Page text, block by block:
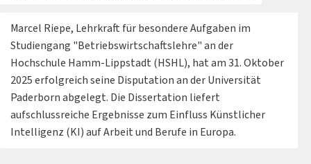
Marcel Riepe, Lehrkraft für besondere Aufgaben im
Studiengang "Betriebswirtschaftslehre" an der
Hochschule Hamm-Lippstadt (HSHL), hat am 31. Oktober
2025 erfolgreich seine Disputation an der Universität
Paderborn abgelegt. Die Dissertation liefert
aufschlussreiche Ergebnisse zum Einfluss Künstlicher
Intelligenz (KI) auf Arbeit und Berufe in Europa.